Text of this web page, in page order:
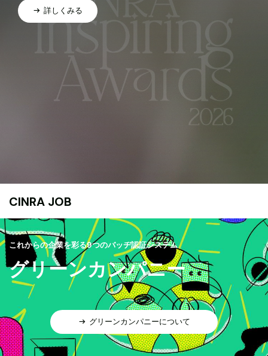
詳しくみる
CINRA JOB
これからの企業を彩る9つのバッヂ認証システム
グリーンカンパニー
グリーンカンパニーについて